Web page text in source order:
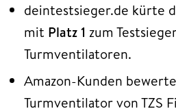
deintestsieger.de kürte
mit Platz 1 zum
Turmventilatoren.
Amazon-Kunden
Turmventilator von TZS